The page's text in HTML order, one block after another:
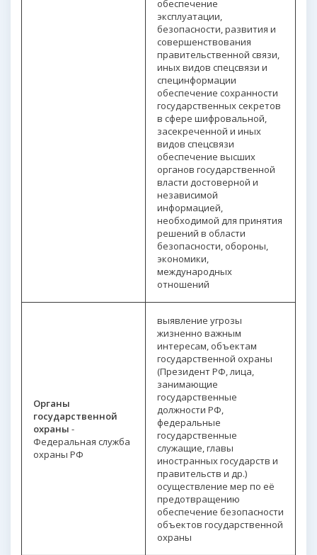
обеспечение
эксплуатации,
безопасности, развития и
совершенствования
правительственной связи,
иных видов спецсвязи и
специнформации
обеспечение сохранности
государственных секретов
в сфере шифровальной,
засекреченной и иных
видов спецсвязи
обеспечение высших
органов государственной
власти достоверной и
независимой
информацией,
необходимой для принятия
решений в области
безопасности, обороны,
экономики,
международных
отношений
Органы
государственной
охраны -
Федеральная служба
охраны РФ
выявление угрозы
жизненно важным
интересам, объектам
государственной охраны
(Президент РФ, лица,
занимающие
государственные
должности РФ,
федеральные
государственные
служащие, главы
иностранных государств и
правительств и др.)
осуществление мер по её
предотвращению
обеспечение безопасности
объектов государственной
охраны